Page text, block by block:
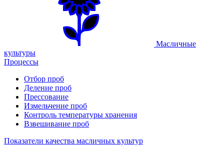
Масличные
культуры
Процессы
Отбор проб
Деление проб
Прессование
Измельчение проб
Контроль температуры хранения
Взвешивание проб
Показатели качества масличных культур